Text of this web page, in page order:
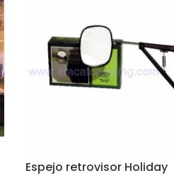
Espejo retrovisor Holiday